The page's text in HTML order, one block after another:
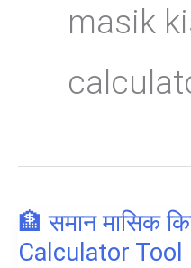
masik
🏦 समान मासिक
Calculator Tool